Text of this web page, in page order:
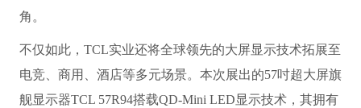
角。
不仅如此，TCL实业还将全球领先的大屏显示技术拓展至
电竞、商用、酒店等多元场景。本次展出的57吋超大屏旗
舰显示器TCL 57R94搭载QD-Mini LED显示技术，其拥有